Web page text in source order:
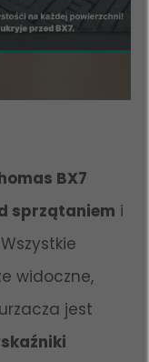
BX7
sprzątaniem i
widoczne,
jest